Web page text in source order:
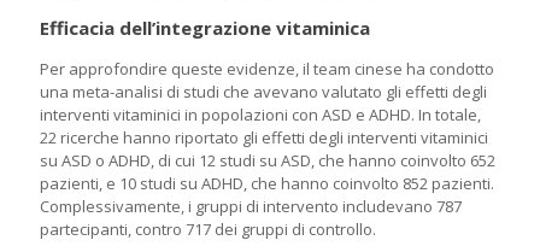
Efficacia dell’integrazione vitaminica
Per approfondire queste evidenze, il team cinese ha condotto
una meta-analisi di studi che avevano valutato gli effetti degli
interventi vitaminici in popolazioni con ASD e ADHD. In totale,
22 ricerche hanno riportato gli effetti degli interventi vitaminici
su ASD o ADHD, di cui 12 studi su ASD, che hanno coinvolto 652
pazienti, e 10 studi su ADHD, che hanno coinvolto 852 pazienti.
Complessivamente, i gruppi di intervento includevano 787
partecipanti, contro 717 dei gruppi di controllo.